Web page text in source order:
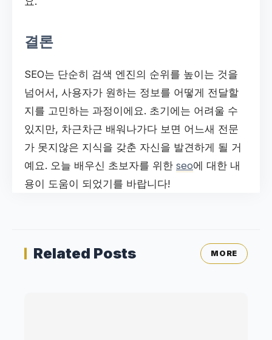
결론
SEO는 단순히 검색 엔진의 순위를 높이는 것을
넘어서, 사용자가 원하는 정보를 어떻게 전달할
지를 고민하는 과정이에요. 초기에는 어려울 수
있지만, 차근차근 배워나가다 보면 어느새 전문
가 못지않은 지식을 갖춘 자신을 발견하게 될 거
예요. 오늘 배우신 초보자를 위한 seo에 대한 내
용이 도움이 되었기를 바랍니다!
Related Posts MORE